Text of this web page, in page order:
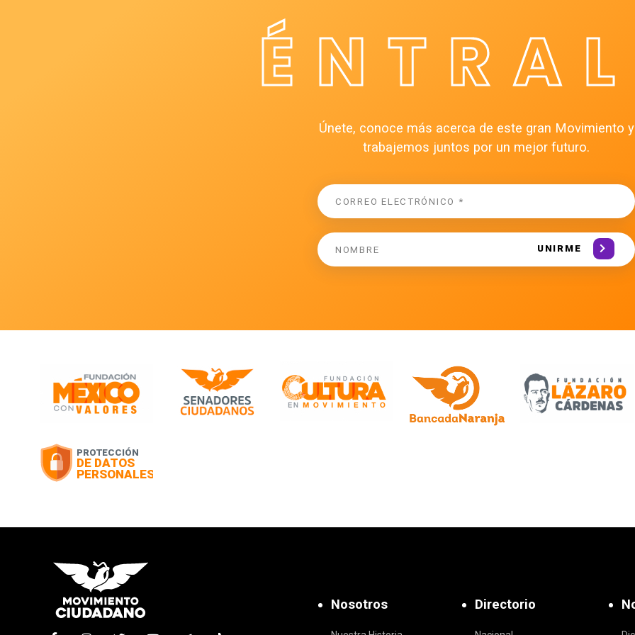
Únete, conoce más acerca de este gran Movimiento y
trabajemos juntos por un mejor futuro.
UNIRME
Nosotros Directorio